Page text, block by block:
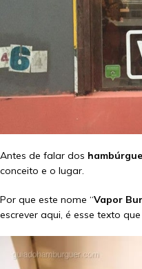
Antes de falar dos
conceito e o lugar.
Por que este nome “Vapor
escrever aqui, é esse texto